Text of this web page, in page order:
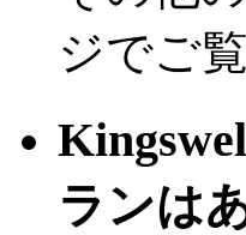
ジでご
ランは